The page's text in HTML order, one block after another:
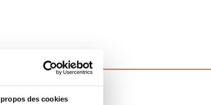
des cookies